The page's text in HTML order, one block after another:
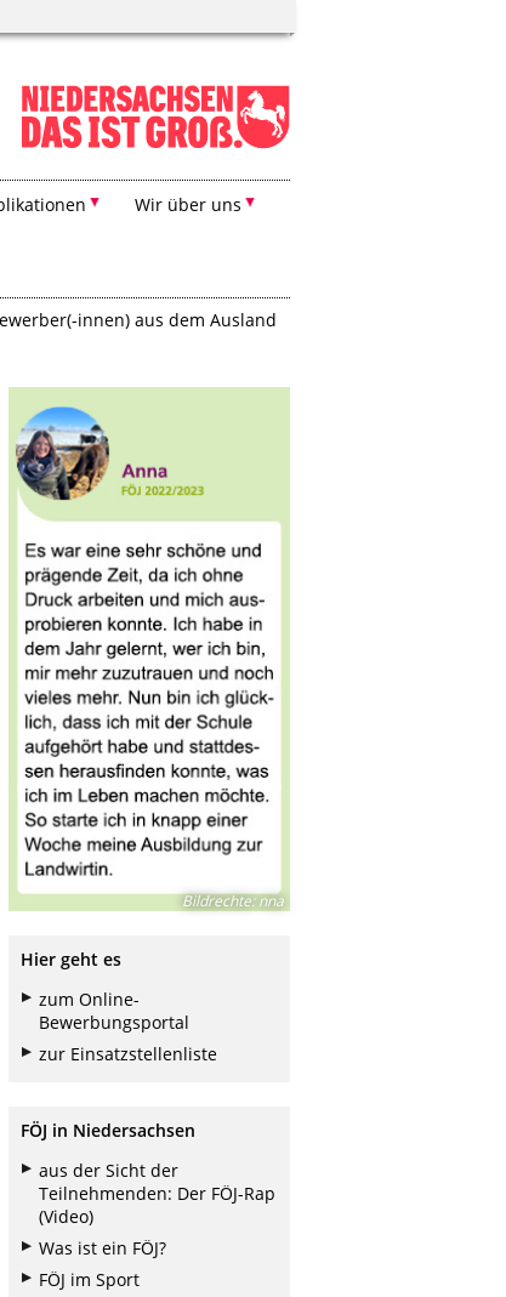
Wir über uns
innen) aus dem Ausland
Bildrechte:nna
Hier geht es
zum Online-
Bewerbungsportal
zur Einsatzstellenliste
FÖJ in Niedersachsen
aus der Sicht der
Teilnehmenden: Der FÖJ-Rap
(Video)
Was ist ein FÖJ?
FÖJ im Sport